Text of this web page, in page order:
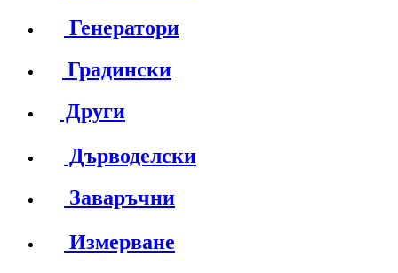
Генератори
Градински
Други
Дърводелски
Заваръчни
Измерване